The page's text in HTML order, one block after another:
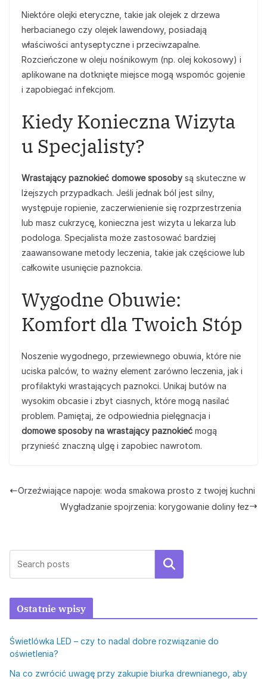
Niektóre olejki eteryczne, takie jak olejek z drzewa
herbacianego czy olejek lawendowy, posiadają
właściwości antyseptyczne i przeciwzapalne.
Rozcieńczone w oleju nośnikowym (np. olej kokosowy) i
aplikowane na dotknięte miejsce mogą wspomóc gojenie
i zapobiegać infekcjom.
Kiedy Konieczna Wizyta
u Specjalisty?
Wrastający paznokieć domowe sposoby są skuteczne w
lżejszych przypadkach. Jeśli jednak ból jest silny,
występuje ropienie, zaczerwienienie się rozprzestrzenia
lub masz cukrzycę, konieczna jest wizyta u lekarza lub
podologa. Specjalista może zastosować bardziej
zaawansowane metody leczenia, takie jak częściowe lub
całkowite usunięcie paznokcia.
Wygodne Obuwie:
Komfort dla Twoich Stóp
Noszenie wygodnego, przewiewnego obuwia, które nie
uciska palców, to ważny element zarówno leczenia, jak i
profilaktyki wrastających paznokci. Unikaj butów na
wysokim obcasie i zbyt ciasnych, które mogą nasilać
problem. Pamiętaj, że odpowiednia pielęgnacja i
domowe sposoby na wrastający paznokieć mogą
przynieść znaczną ulgę i zapobiec nawrotom.
Orzeźwiające napoje: woda smakowa prosto z twojej kuchni
Wygładzanie spojrzenia: korygowanie doliny łez
Szukaj
Ostatnie wpisy
Świetlówka LED – czy to nadal dobre rozwiązanie do
oświetlenia?
Na co zwrócić uwagę przy zakupie biurka drewnianego, aby